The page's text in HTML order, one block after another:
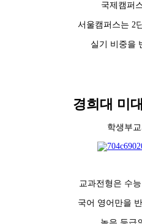
국제캠퍼
서울캠퍼스는 2
실기 비중을
경희대 미
학생부
교과전형은 수
국어 영어만을